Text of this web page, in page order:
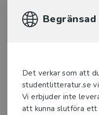
Det verkar som att
studentlitteratur.se
Vi erbjuder inte
att kunna slutföra ett
Exkl. moms:
bok med en
för lagens
Lagen